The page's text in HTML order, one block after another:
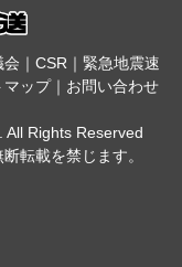
会 ｜ CSR｜ 緊急地震速
マップ｜ お問い合わせ
Rights Reserved
転載を禁じます。